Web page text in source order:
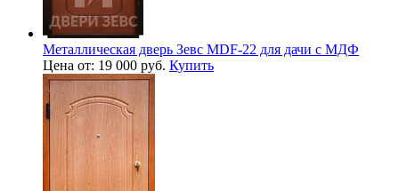
Металлическая дверь Зевс MDF-22 для дачи с МДФ
Цена от: 19 000 руб. Купить